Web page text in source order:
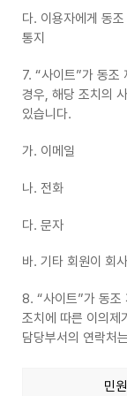
다. 이용자에게 동
통지
7. “사이트”가 동조
경우, 해당 조치의
있습니다.
가. 이메일
나. 전화
다. 문자
바. 기타 회원이 회
8. “사이트”가 동조
조치에 따른 이의제
담당부서의 연락처
민